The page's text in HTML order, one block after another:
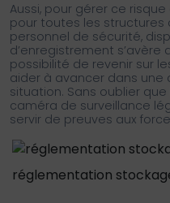
Aussi, pour gérer ce
pour toutes les structures
personnel de sécurité,
d’enregistrement s’avère
possibilité de revenir sur
aider à avancer dans
situation. Sans oublier
caméra de surveillance
servir de preuves aux
réglementation